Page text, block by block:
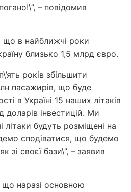
– повідомив
в найближчі роки
близько 1,5 млрд євро.
років збільшити
пасажирів, що буде
в Україні 15 наших літаків
доларів інвестицій. Ми
будуть розміщені на
сподіватися, що будемо
зі своєї бази\”, – заявив
що наразі основною